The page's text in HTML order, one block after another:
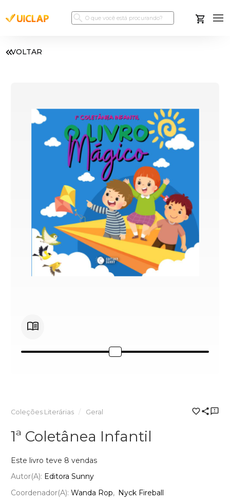
VOLTAR
Coleções Literárias Geral
1ª Coletânea Infantil
Este livro teve 8 vendas
Autor(a): Editora Sunny
Coordenador(a): Wanda Rop Nyck Fireball